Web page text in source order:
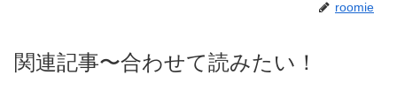
roomie
関連記事〜合わせて読みたい！